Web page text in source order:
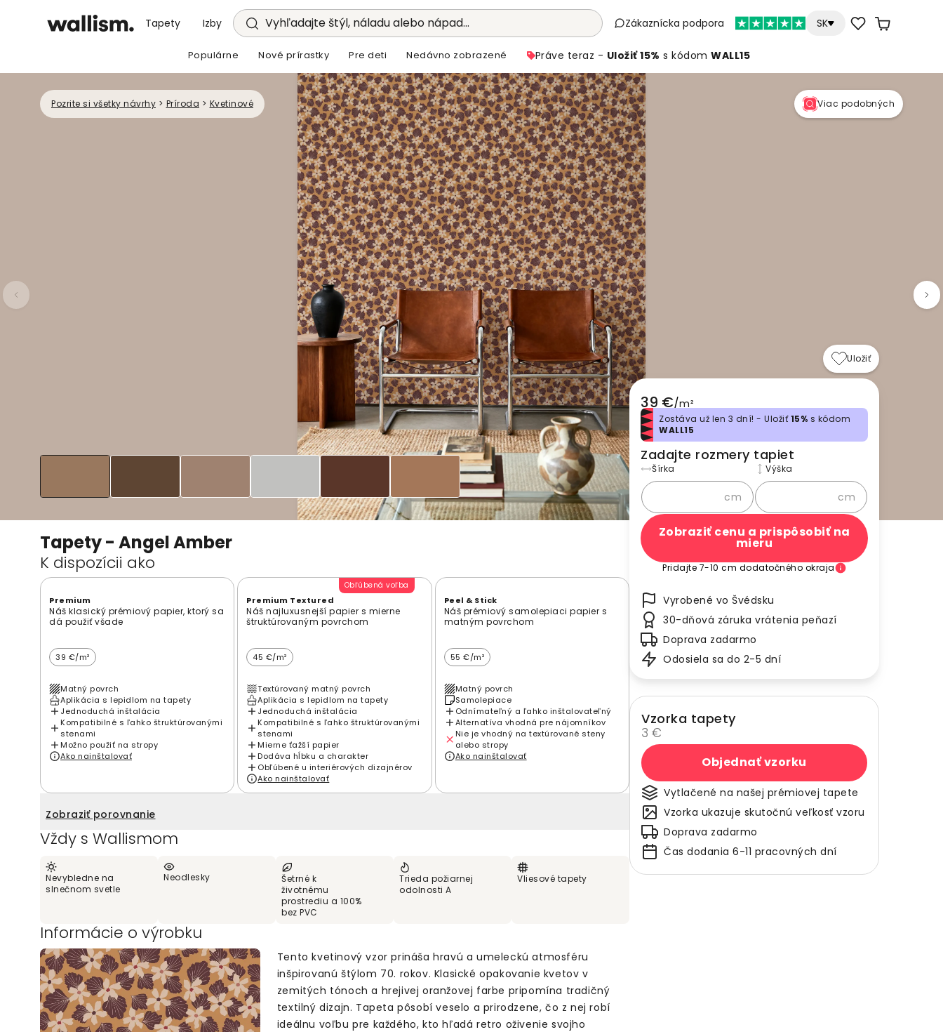
Tapety Izby Vyhľadajte štýl, náladu alebo nápad... Zákaznícka podpora SK
Populárne Nové prírastky Pre deti Nedávno zobrazené Práve teraz - Uložiť 15% s kódomWALL15
Pozrite si všetky návrhy > Príroda > Kvetinové Viac podobných
Tapety - Angel Amber
K dispozícii ako
Premium
Náš klasický prémiový papier, ktorý sa
dá použiť všade
39 €/m²
Matný povrch
Aplikácia s lepidlom na tapety
Jednoduchá inštalácia
Kompatibilné s ľahko štruktúrovanými
stenami
Možno použiť na stropy
Ako nainštalovať
Obľúbená voľba
Premium Textured
Náš najluxusnejší papier s mierne
štruktúrovaným povrchom
45 €/m²
Textúrovaný matný povrch
Aplikácia s lepidlom na tapety
Jednoduchá inštalácia
Kompatibilné s ľahko štruktúrovanými
stenami
Mierne ťažší papier
Dodáva hĺbku a charakter
Obľúbené u interiérových dizajnérov
Ako nainštalovať
Peel & Stick
Náš prémiový samolepiaci papier s
matným povrchom
55 €/m²
Matný povrch
Samolepiace
Odnímateľný a ľahko inštalovateľný
Alternatíva vhodná pre nájomníkov
Nie je vhodný na textúrované steny
alebo stropy
Ako nainštalovať
Zobraziť porovnanie
Vždy s Wallismom
Nevybledne na
slnečnom svetle
Neodlesky
Šetrné k
životnému
prostrediu a 100%
bez PVC
Trieda požiarnej
odolnosti A
Vliesové tapety
Informácie o výrobku
Tento kvetinový vzor prináša hravú a umeleckú atmosféru
inšpirovanú štýlom 70. rokov. Klasické opakovanie kvetov v
zemitých tónoch a hrejivej oranžovej farbe pripomína tradičný
textilný dizajn. Tapeta pôsobí veselo a prirodzene, čo z nej robí
ideálnu voľbu pre každého, kto hľadá retro oživenie svojho
Uložiť
39 €/m²
Zostáva už len 3 dní! - Uložiť15% s kódom
WALL15
Zadajte rozmery tapiet
Šírka
cm
Výška
cm
Zobraziť cenu a prispôsobiť na
mieru
Pridajte 7-10 cm dodatočného okraja
Vyrobené vo Švédsku
30-dňová záruka vrátenia peňazí
Doprava zadarmo
Odosiela sa do 2-5 dní
Vzorka tapety
3 €
Objednať vzorku
Vytlačené na našej prémiovej tapete
Vzorka ukazuje skutočnú veľkosť vzoru
Doprava zadarmo
Čas dodania 6-11 pracovných dní